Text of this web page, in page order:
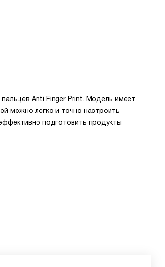
Anti Finger Print. Модель имеет
можно легко и точно настроить
подготовить продукты